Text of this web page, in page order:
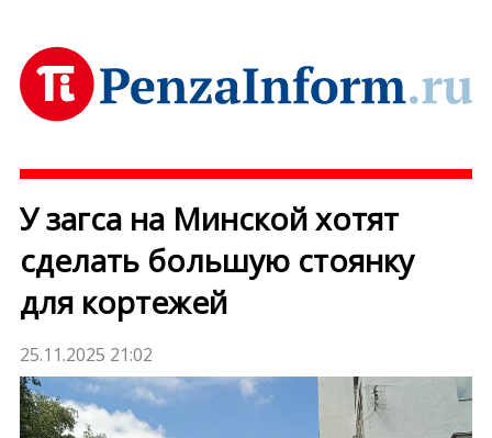
У загса на Минской хотят
сделать большую стоянку
для кортежей
25.11.2025 21:02